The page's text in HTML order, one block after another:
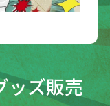
ッズ販売